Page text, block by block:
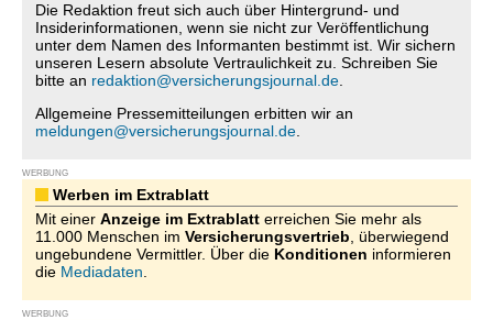
Die Redaktion freut sich auch über Hintergrund- und
Insiderinformationen, wenn sie nicht zur Veröffentlichung
unter dem Namen des Informanten bestimmt ist. Wir sichern
unseren Lesern absolute Vertraulichkeit zu. Schreiben Sie
bitte an redaktion@versicherungsjournal.de
Allgemeine Pressemitteilungen erbitten wir an
meldungen@versicherungsjournal.de
WERBUNG
Werben im Extrablatt
Mit einer Anzeige im Extrablatt erreichen Sie mehr als
11.000 Menschen im Versicherungsvertrieb , überwiegend
ungebundene Vermittler. Über die Konditionen informieren
die Mediadaten
WERBUNG